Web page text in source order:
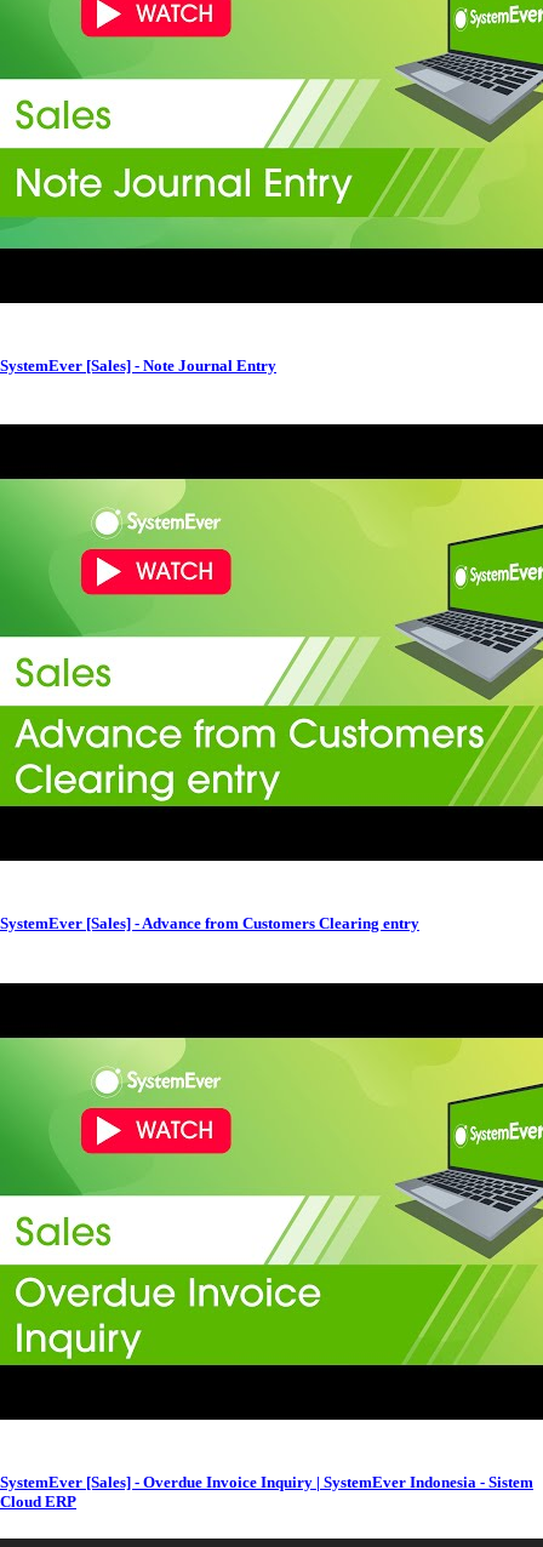
SystemEver [Sales] - Note Journal Entry
SystemEver [Sales] - Advance from Customers Clearing entry
SystemEver [Sales] - Overdue Invoice Inquiry | SystemEver Indonesia - Sistem
Cloud ERP